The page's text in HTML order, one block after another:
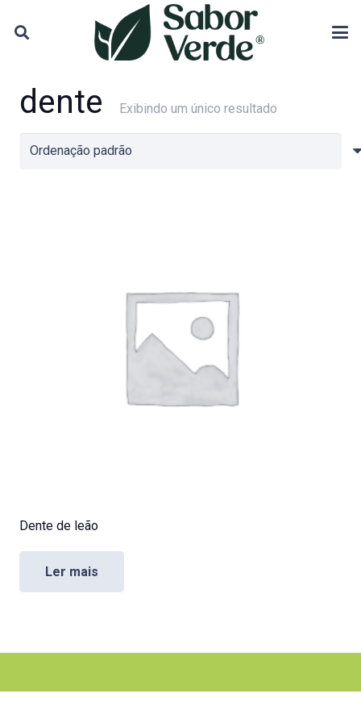
dente Exibindo um único resultado
Dente de leão
Ler mais